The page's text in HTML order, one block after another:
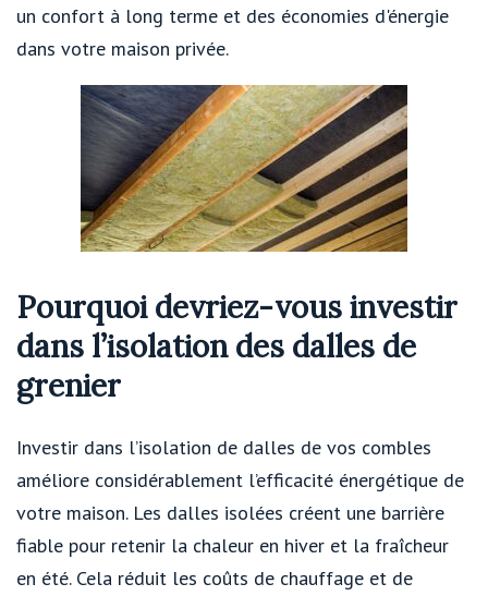
un confort à long terme et des économies d'énergie
dans votre maison privée.
Pourquoi devriez-vous investir
dans l’isolation des dalles de
grenier
Investir dans l’isolation de dalles de vos combles
améliore considérablement l’efficacité énergétique de
votre maison. Les dalles isolées créent une barrière
fiable pour retenir la chaleur en hiver et la fraîcheur
en été. Cela réduit les coûts de chauffage et de